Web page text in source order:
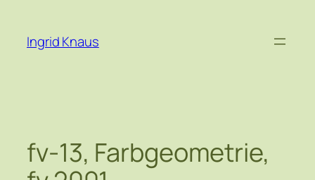
springen
Ingrid Knaus
fv-13, Farbgeometrie,